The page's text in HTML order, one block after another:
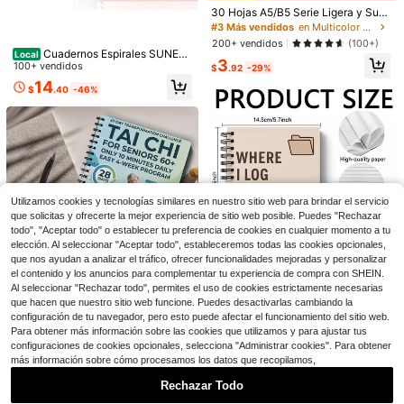
Local Cuaderno Espiral Five Star +
App de Estudio, 1 Materia, Papel Ra
yado Cuadriculado, Resistente a la
Tinta, Cubierta Resistente al Agua,
8-1_2" X 11", 100 Hojas, Color Varia
ble, 1 pieza (06190)
100+ vendidos
$1.89 -44%
Envío Rápido
upuesto diario, material de oficina y
escolar, regalo para mujeres.
Local Cuaderno Espiral Five Star +
App de Estudio, 1 Materia, Papel Ra
yado Universitario, 8-1/2" X 11", 80
Hojas, Resistente a la Tinta, Cubiert
a Resistente al Agua, Azul Pétalos
Suaves (820441F-ECM)
200+ vendidos
$ 1.61 -44%
Local Cuadernos Espirales SUNEE,
1-Materia, Paquete de 5, Papel Ray
ado Universitario, 8" X 10-1/2", 70
Hojas por Cuaderno, Papel Perfora
do con 3 Agujeros, Rosa, Morado, A
zul, Verde, Amarillo Cuadernos Espi
rales Rayados para la Escuela, el Tr
abajo
100+ vendidos
$14.40 -46%
Ahorro de $0.40
Libro de Práctica de Tai Chi Adecu
ado para Ancianos y Principiantes
- Encuadernado en Espiral, Incluye
Ejercicios Diarios Progresivos, Ruti
nas de Movimiento Suave para Fitn
Paso a Paso de Tai Chi, Útiles Esco
#4 Más vendidos
500+ vendidos
$4 .70 -8% con cupón
30 Hojas A5/B5 Serie Ligera y Sua
ve y Flexible Cuaderno Transparent
e Adecuado para Estudio Diario, Es
cuela y Suministros de Oficina Regr
eso a la Escuela Suministros Escola
res
#3 Más vendidos
en Multicolor Cuadernos
200+ vendidos
(100+)
$3.92 -29%
Ahorro de $1.55
1 pieza Cuaderno con espiral humo
rístico, adecuado para ocasiones pr
ofesionales y fiestas como un diari
o interesante e inteligente, útiles es
colares
#10 Más vendidos
en Multicolor Cuadernos
¡Casi agotado!
#10 Más vendidos
¡Casi agotado!
#10 Más vendidos
¡Casi agotado!
#10 Más vendidos
en Multicolor Cuadernos
¡Casi agotado!
100+ vendidos
$3.45 -31%
Utilizamos cookies y tecnologías similares en nuestro sitio web para brindar el servicio
que solicitas y ofrecerte la mejor experiencia de sitio web posible. Puedes "Rechazar
todo", "Aceptar todo" o establecer tu preferencia de cookies en cualquier momento a tu
elección. Al seleccionar "Aceptar todo", estableceremos todas las cookies opcionales,
que nos ayudan a analizar el tráfico, ofrecer funcionalidades mejoradas y personalizar
el contenido y los anuncios para complementar tu experiencia de compra con SHEIN.
Al seleccionar "Rechazar todo", permites el uso de cookies estrictamente necesarias
que hacen que nuestro sitio web funcione. Puedes desactivarlas cambiando la
configuración de tu navegador, pero esto puede afectar el funcionamiento del sitio web.
Para obtener más información sobre las cookies que utilizamos y para ajustar tus
configuraciones de cookies opcionales, selecciona "Administrar cookies". Para obtener
más información sobre cómo procesamos los datos que recopilamos,
Rechazar Todo